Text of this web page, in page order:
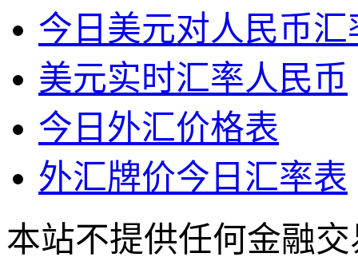
今日美元对人民币
美元实时汇率人民币
今日外汇价格表
外汇牌价今日汇率表
本站不提供任何金融